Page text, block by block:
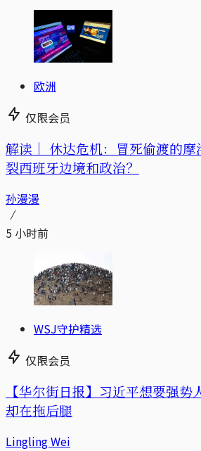
欧洲
仅限会员
解读｜ 休达危机：冒死偷渡的
裂西班牙边境和政治？
孙漫漫
5 小时前
WSJ守护精选
仅限会员
【华尔街日报】习近平想要强
却在拖后腿
Lingling Wei